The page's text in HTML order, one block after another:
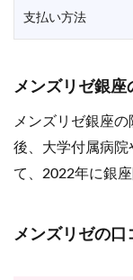
支払い方法
メンズリゼ銀座
メンズリゼ銀座
後、大学付属病
て、2022年に銀
メンズリゼの口